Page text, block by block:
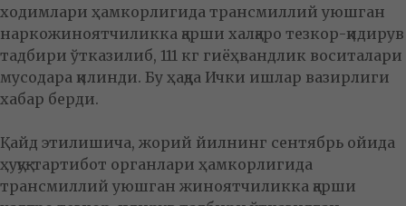
ходимлари ҳамкорлигида трансмиллий уюшган
наркожиноятчиликка қарши халқаро тезкор-қидирув
тадбири ўтказилиб, 111 кг гиёҳвандлик воситалари
мусодара қилинди. Бу ҳақда Ички ишлар вазирлиги
хабар берди.
Қайд этилишича, жорий йилнинг сентябрь ойида
ҳуқуқ-тартибот органлари ҳамкорлигида
трансмиллий уюшган жиноятчиликка қарши